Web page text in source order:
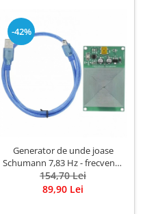
-42%
Generator de unde joase
Schumann 7,83 Hz - frecventa
Pamantului – pentru
imbunatatirea imunitatii
154,70 Lei
89,90 Lei